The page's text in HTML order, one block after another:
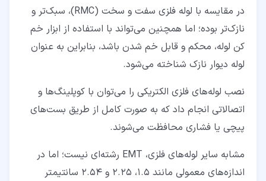
در مقایسه با لوله فلزی سفت و سخت (RMC)، سبک‌تر و
نازک‌تر بوده؛ اما همچنین می‌تواند با استفاده از ابزار خم
کن لوله، محکم و قابل خم شدن باشد، بنابراین به عنوان
لوله دیوار نازک شناخته می‌شود.
نصب لوله‌های فلزی الکتریکی را می‌توان با کوپلینگ‌ها و
اتصالاتی انجام داد که به صورت کامل از طریق بست‌های
پیچی یا فشاری محافظت می‌شوند.
مشابه سایر لوله‌های فلزی، EMT رشته‌ای نیست؛ اما در
اندازه‌های معمولی مانند 1.5، 2.25 و 2.54 سانتیمتر